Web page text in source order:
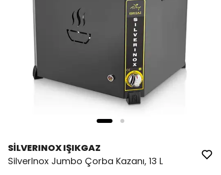
SİLVERINOX IŞIKGAZ
SilverInox Jumbo Çorba Kazanı, 13 L